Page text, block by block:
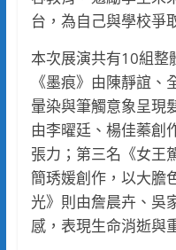
台，為自己與學校爭
本次展演共有10組整
《墨痕》由陳靜誼
暈染與筆觸意象呈現
由李曜廷、楊佳蓁創
張力；第三名《女王
簡琇媛創作，以大膽
光》則由詹晨卉、吳
感，表現生命消逝與